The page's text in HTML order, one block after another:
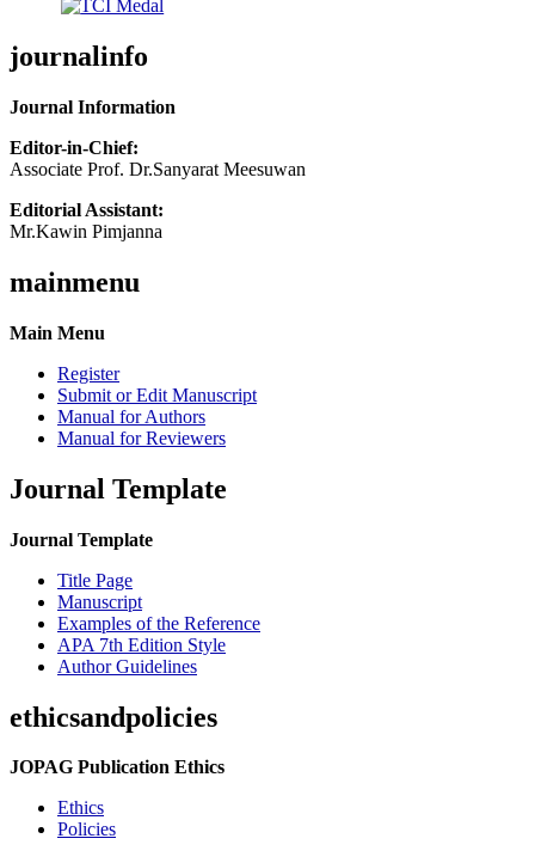
journalinfo
Journal Information
Editor-in-Chief:
Associate Prof. Dr.Sanyarat Meesuwan
Editorial Assistant:
Mr.Kawin Pimjanna
mainmenu
Main Menu
Register
Submit or Edit Manuscript
Manual for Authors
Manual for Reviewers
Journal Template
Journal Template
Title Page
Manuscript
Examples of the Reference
APA 7th Edition Style
Author Guidelines
ethicsandpolicies
JOPAG Publication Ethics
Ethics
Policies